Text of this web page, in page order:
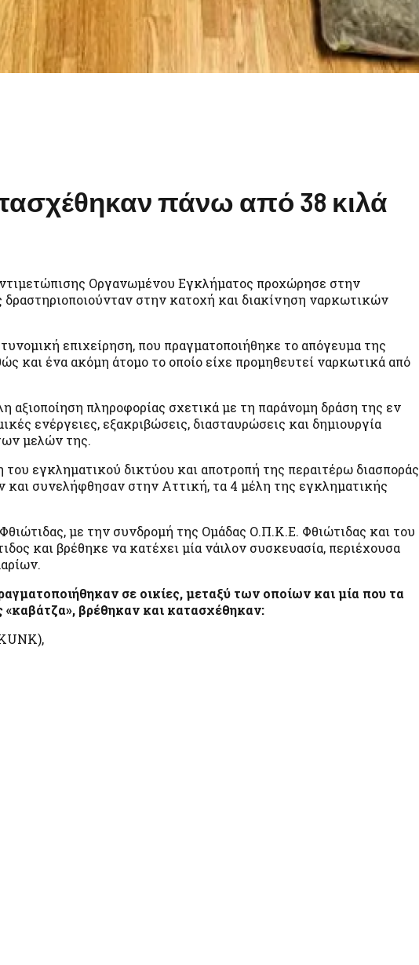
πάνω από 38 κιλά
Οργανωμένου Εγκλήματος προχώρησε στην
στην κατοχή και διακίνηση ναρκωτικών
επιχείρηση, που πραγματοποιήθηκε το απόγευμα της
και ένα ακόμη άτομο το οποίο είχε προμηθευτεί ναρκωτικά από
πληροφορίας σχετικά με τη παράνομη δράση της εν
ενέργειες, εξακριβώσεις, διασταυρώσεις και δημιουργία
μελών της.
του εγκληματικού δικτύου και αποτροπή της περαιτέρω διασποράς
συνελήφθησαν στην Αττική, τα 4 μέλη της εγκληματικής
με την συνδρομή της Ομάδας Ο.Π.Κ.Ε. Φθιώτιδας και του
και βρέθηκε να κατέχει μία νάιλον συσκευασία, περιέχουσα
σε οικίες, μεταξύ των οποίων και μία που τα
βρέθηκαν και κατασχέθηκαν: